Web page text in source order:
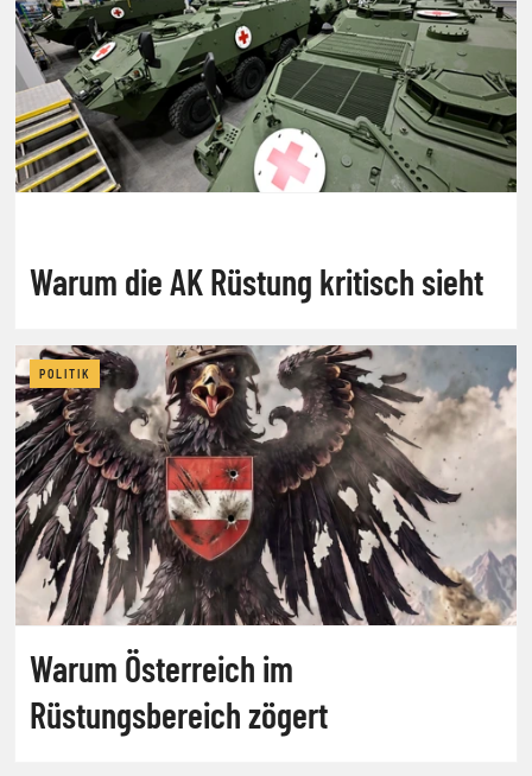
Warum die AK Rüstung kritisch sieht
POLITIK
Warum Österreich im
Rüstungsbereich zögert